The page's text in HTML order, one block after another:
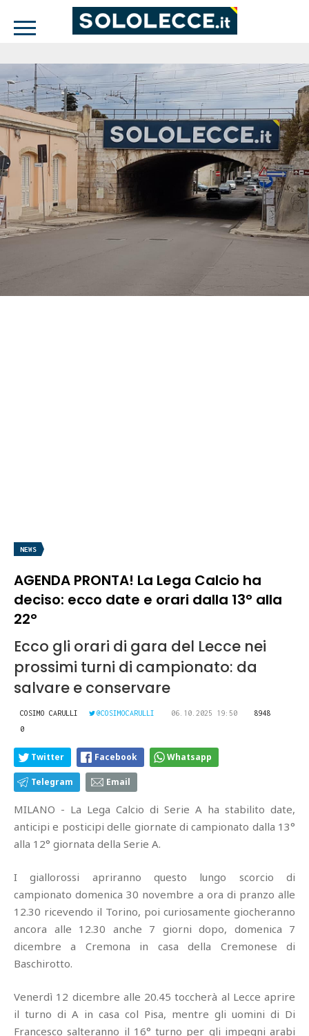
NEWS
AGENDA PRONTA! La Lega Calcio ha
deciso: ecco date e orari dalla 13° alla
22°
Ecco gli orari di gara del Lecce nei
prossimi turni di campionato: da
salvare e conservare
COSIMO CARULLI @COSIMOCARULLI 06.10.2025 19:50
8948
0
Twitter Facebook Whatsapp
Telegram Email
MILANO - La Lega Calcio di Serie A ha stabilito date,
anticipi e posticipi delle giornate di campionato dalla 13°
alla 12° giornata della Serie A.
I giallorossi apriranno questo lungo scorcio di
campionato domenica 30 novembre a ora di pranzo alle
12.30 ricevendo il Torino, poi curiosamente giocheranno
ancora alle 12.30 anche 7 giorni dopo, domenica 7
dicembre a Cremona in casa della Cremonese di
Baschirotto.
Venerdì 12 dicembre alle 20.45 toccherà al Lecce aprire
il turno di A in casa col Pisa, mentre gli uomini di Di
Francesco salteranno il 16° turno per gli impegni arabi